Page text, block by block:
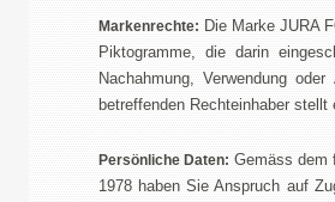
Markenrechte: Die Marke JURA
Piktogramme, die darin
Nachahmung, Verwendung
betreffenden Rechteinhaber
Persönliche Daten: Gemäss dem
1978 haben Sie Anspruch auf